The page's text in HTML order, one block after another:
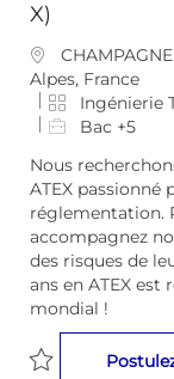
X)
E
m
c
e
m
e
n
t
Alpes, France
C
a
é
g
o
r
i
e
Ingénierie
Bac +5
Nous
ATEX passionné
réglementation.
accompagnez
des risques de
ans en ATEX est
mondial !